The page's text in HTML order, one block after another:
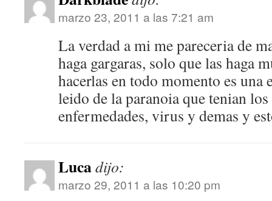
marzo 23, 2011 a las 7:21 am
La verdad a mi me pareceria de
haga gargaras, solo que las haga
hacerlas en todo momento es una
leido de la paranoia que tenian
enfermedades, virus y demas y
Lucadijo:
marzo 29, 2011 a las 10:20 pm